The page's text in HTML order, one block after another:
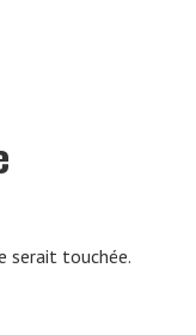
serait touchée.